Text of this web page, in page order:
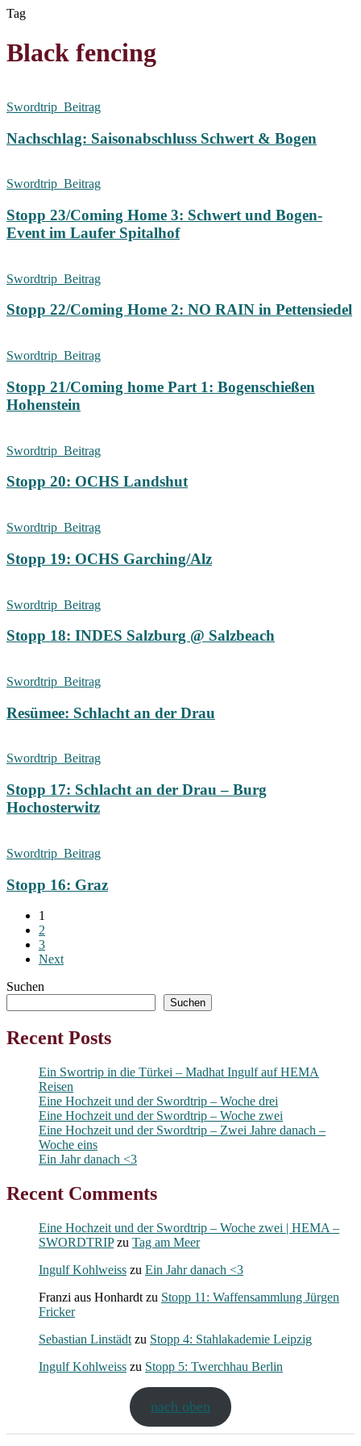
Skip
main
content
Tag
Black fencing
Swordtrip_Beitrag
Nachschlag: Saisonabschluss Schwert & Bogen
Swordtrip_Beitrag
Stopp 23/Coming Home 3: Schwert und Bogen-
Event im Laufer Spitalhof
Swordtrip_Beitrag
Stopp 22/Coming Home 2: NO RAIN in Pettensiedel
Swordtrip_Beitrag
Stopp 21/Coming home Part 1: Bogenschießen
Hohenstein
Swordtrip_Beitrag
Stopp 20: OCHS Landshut
Swordtrip_Beitrag
Stopp 19: OCHS Garching/Alz
Swordtrip_Beitrag
Stopp 18: INDES Salzburg @ Salzbeach
Swordtrip_Beitrag
Resümee: Schlacht an der Drau
Swordtrip_Beitrag
Stopp 17: Schlacht an der Drau – Burg
Hochosterwitz
Swordtrip_Beitrag
Stopp 16: Graz
1
2
3
Next
Suchen
Suchen
Recent Posts
Ein Swortrip in die Türkei – Madhat Ingulf auf HEMA
Reisen
Eine Hochzeit und der Swordtrip – Woche drei
Eine Hochzeit und der Swordtrip – Woche zwei
Eine Hochzeit und der Swordtrip – Zwei Jahre danach –
Woche eins
Ein Jahr danach <3
Recent Comments
Eine Hochzeit und der Swordtrip – Woche zwei | HEMA –
SWORDTRIPzu Tag am Meer
Ingulf Kohlweiss zu Ein Jahr danach <3
Franzi aus Honhardt zu Stopp 11: Waffensammlung Jürgen
Fricker
Sebastian Linstädt zu Stopp 4: Stahlakademie Leipzig
Ingulf Kohlweiss zu Stopp 5: Twerchhau Berlin
nach oben